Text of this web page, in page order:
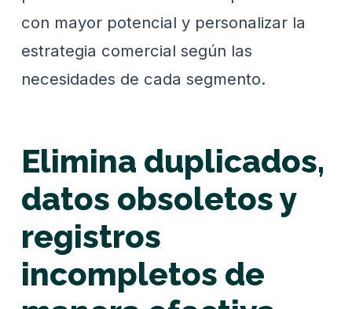
con mayor potencial y personalizar la
estrategia comercial según las
necesidades de cada segmento.
Elimina duplicados,
datos obsoletos y
registros
incompletos de